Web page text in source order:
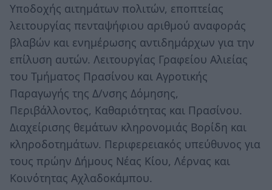
Υποδοχής αιτημάτων πολιτών, εποπτείας
λειτουργίας πενταψήφιου αριθμού αναφοράς
βλαβών και ενημέρωσης αντιδημάρχων για την
επίλυση αυτών. Λειτουργίας Γραφείου Αλιείας
του Τμήματος Πρασίνου και Αγροτικής
Παραγωγής της Δ/νσης Δόμησης,
Περιβάλλοντος, Καθαριότητας και Πρασίνου.
Διαχείρισης θεμάτων κληρονομιάς Βορίδη και
κληροδοτημάτων. Περιφερειακός υπεύθυνος για
τους πρώην Δήμους Νέας Κίου, Λέρνας και
Κοινότητας Αχλαδοκάμπου.